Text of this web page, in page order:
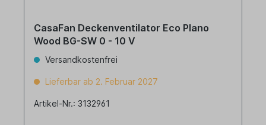
CasaFan Deckenventilator Eco Plano
Wood BG-SW 0 - 10 V
Versandkostenfrei
Lieferbar ab 2. Februar 2027
Artikel-Nr.: 3132961